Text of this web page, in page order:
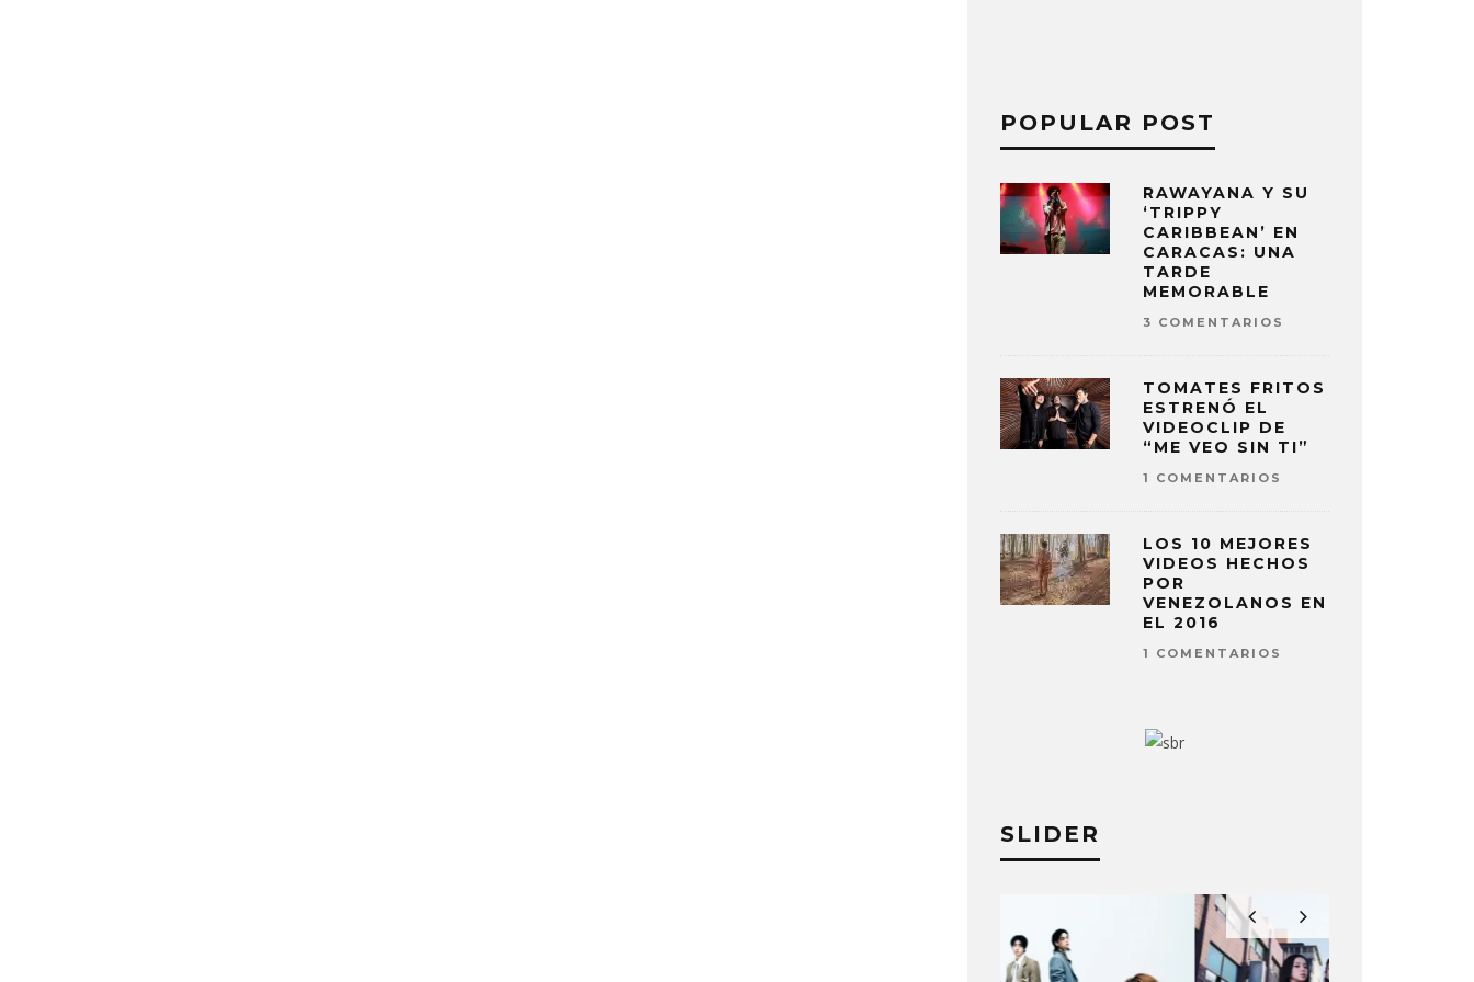
POPULAR POST
RAWAYANA Y SU
‘TRIPPY
CARIBBEAN’ EN
CARACAS: UNA
TARDE
MEMORABLE
3 COMENTARIOS
TOMATES FRITOS
ESTRENÓ EL
VIDEOCLIP DE
“ME VEO SIN TI”
1 COMENTARIOS
LOS 10 MEJORES
VIDEOS HECHOS
POR
VENEZOLANOS EN
EL 2016
1 COMENTARIOS
SLIDER